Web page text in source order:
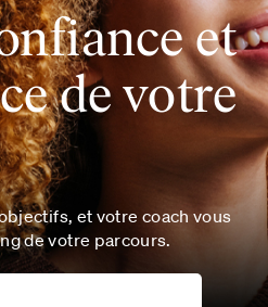
et
de votre
et votre coach vous
de votre parcours.